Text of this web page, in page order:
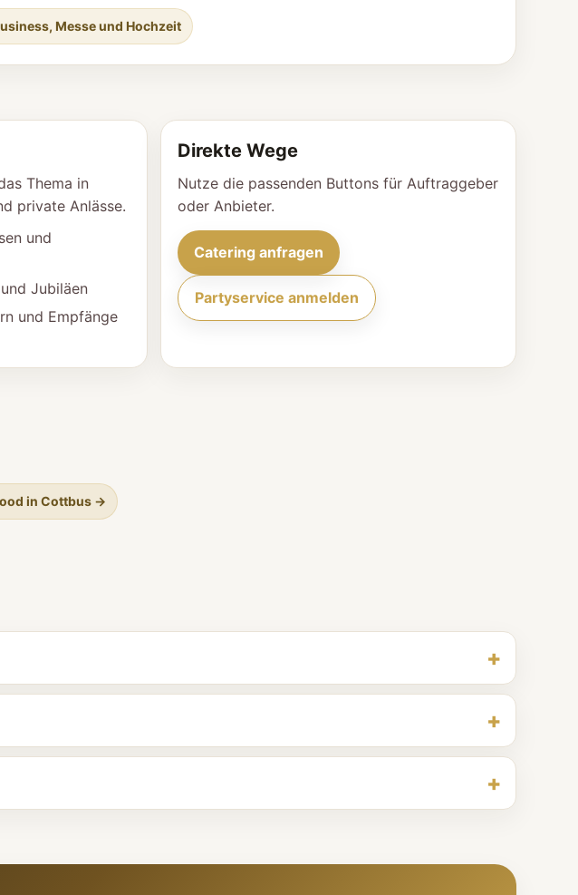
Messe und Hochzeit
Thema in
private Anlässe.
und
Jubiläen
und Empfänge
Direkte Wege
Nutze die passenden Buttons für Auftraggeber
oder Anbieter.
Catering anfragen
Partyservice anmelden
in Cottbus →